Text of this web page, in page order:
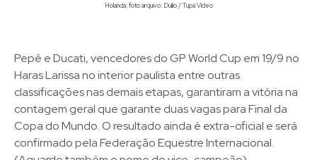
Holanda; foto arquivo: Duílio / Tupa Vídeo
Pepê e Ducati, vencedores do GP World Cup em 19/9 no
Haras Larissa no interior paulista entre outras
classificações nas demais etapas, garantiram a vitória na
contagem geral que garante duas vagas para Final da
Copa do Mundo. O resultado ainda é extra-oficial e será
confirmado pela Federação Equestre Internacional.